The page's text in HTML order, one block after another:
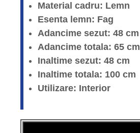
Material cadru: Lemn
Esenta lemn: Fag
Adancime sezut: 48 cm
Adancime totala: 65 cm
Inaltime sezut: 48 cm
Inaltime totala: 100 cm
Utilizare: Interior